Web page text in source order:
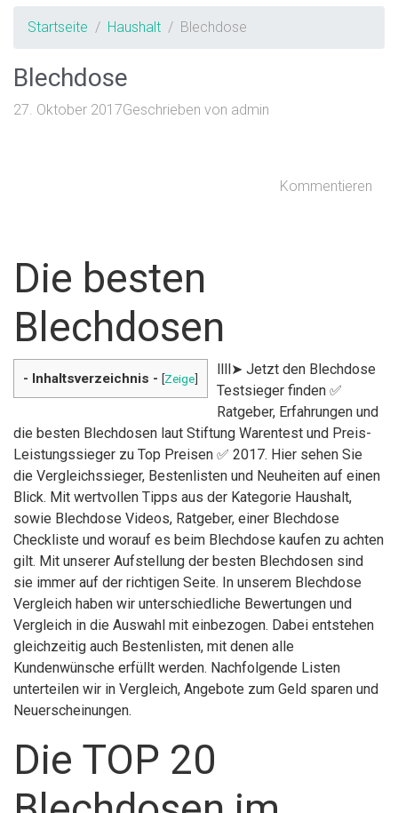
Startseite Haushalt Blechdose
Blechdose
27. Oktober 2017Geschrieben von admin
Kommentieren
Die besten
Blechdosen
- Inhaltsverzeichnis - [Zeige]
llll➤ Jetzt den Blechdose
Testsieger finden ✅
Ratgeber, Erfahrungen und
die besten Blechdosen laut Stiftung Warentest und Preis-
Leistungssieger zu Top Preisen ✅ 2017. Hier sehen Sie
die Vergleichssieger, Bestenlisten und Neuheiten auf einen
Blick. Mit wertvollen Tipps aus der Kategorie Haushalt,
sowie Blechdose Videos, Ratgeber, einer Blechdose
Checkliste und worauf es beim Blechdose kaufen zu achten
gilt. Mit unserer Aufstellung der besten Blechdosen sind
sie immer auf der richtigen Seite. In unserem Blechdose
Vergleich haben wir unterschiedliche Bewertungen und
Vergleich in die Auswahl mit einbezogen. Dabei entstehen
gleichzeitig auch Bestenlisten, mit denen alle
Kundenwünsche erfüllt werden. Nachfolgende Listen
unterteilen wir in Vergleich, Angebote zum Geld sparen und
Neuerscheinungen.
Die TOP 20